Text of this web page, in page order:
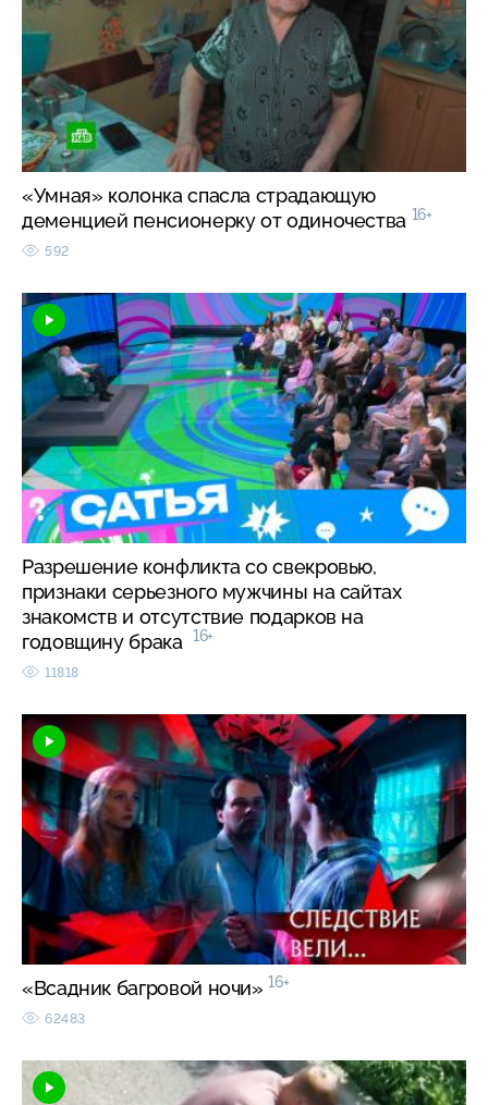
«Умная» колонка спасла страдающую
деменцией пенсионерку от одиночества 16+
592
Разрешение конфликта со свекровью,
признаки серьезного мужчины на сайтах
знакомств и отсутствие подарков на
годовщину брака
16+
11818
«Всадник багровой ночи» 16+
62483